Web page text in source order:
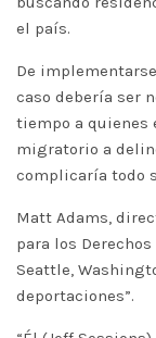
el país.
De
caso debería ser
tiempo a quienes
migratorio a
complicaría todo
Matt Adams,
para los
Seattle,
deportaciones”.